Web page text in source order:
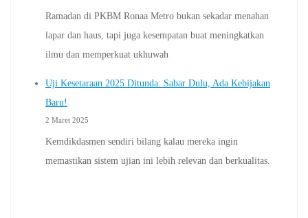
Ramadan di PKBM Ronaa Metro bukan sekadar menahan
lapar dan haus, tapi juga kesempatan buat meningkatkan
ilmu dan memperkuat ukhuwah
Uji Kesetaraan 2025 Ditunda: Sabar Dulu, Ada Kebijakan
Baru!
2 Maret 2025
Kemdikdasmen sendiri bilang kalau mereka ingin
memastikan sistem ujian ini lebih relevan dan berkualitas.